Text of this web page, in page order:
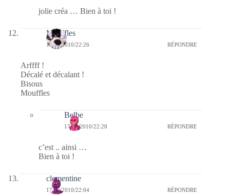
jolie créa … Bien à toi !
Mouffles
17/02/2010/22:26 RÉPONDRE
Arffff !
Décalé et décalant !
Bisous
Mouffles
Belbe
17/02/2010/22:28 RÉPONDRE
c’est .. ainsi …
Bien à toi !
clementine
17/02/2010/22:04 RÉPONDRE